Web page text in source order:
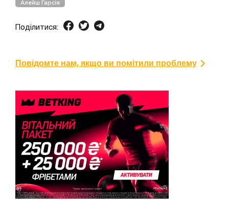
Алейш Гарсія
Поділитися:
Повідомте нам, якщо ви помітили проблему